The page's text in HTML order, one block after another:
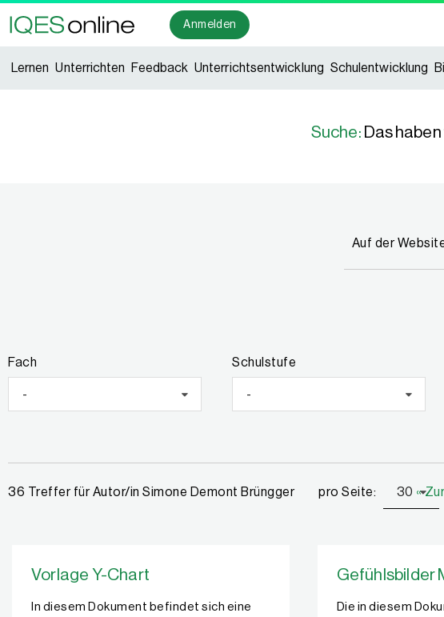
Anmelden
Lernen Unterrichten Feedback Unterrichtsentwicklung Schulentwicklung
Suche: Das
Auf der
Fach
-
Schulstufe
-
36 Treffer für Autor/in Simone Demont Brüngger pro Seite: 30 «
Vorlage Y-Chart
In diesem Dokument befindet sich eine
Gefühlsbilder
Die in diesem